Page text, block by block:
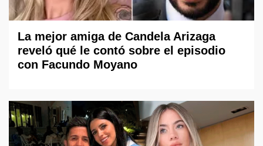
La mejor amiga de Candela Arizaga
reveló qué le contó sobre el episodio
con Facundo Moyano